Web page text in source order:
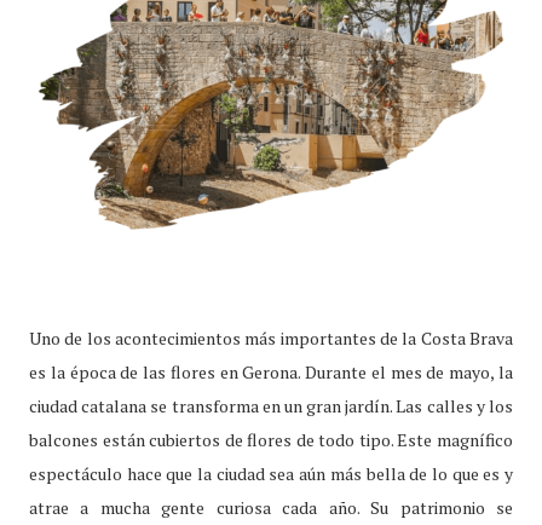
Uno de los acontecimientos más importantes de la Costa Brava
es la época de las flores en Gerona. Durante el mes de mayo, la
ciudad catalana se transforma en un gran jardín. Las calles y los
balcones están cubiertos de flores de todo tipo. Este magnífico
espectáculo hace que la ciudad sea aún más bella de lo que es y
atrae a mucha gente curiosa cada año. Su patrimonio se